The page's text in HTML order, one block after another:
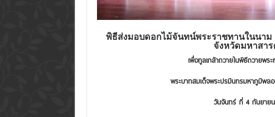
พิธีส่งมอบดอกไม้จันทน์พระราชทานในนา
จังหวัดมหาสา
เพื่อทูลเกล้าถวายในพิธีถวายพร
พระบาทสมเด็จพระปรมินทรมหาภูมิพล
วันจันทร์ ที่ 4 กันยาย